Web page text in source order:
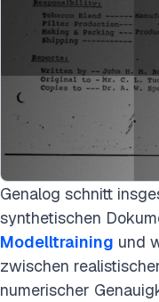
Genalog schnitt
synthetischen
Modelltraining und
zwischen
numerischer